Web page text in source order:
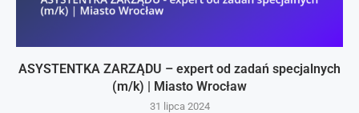
ASYSTENTKA ZARZĄDU – expert od zadań specjalnych
(m/k) | Miasto Wrocław
31 lipca 2024